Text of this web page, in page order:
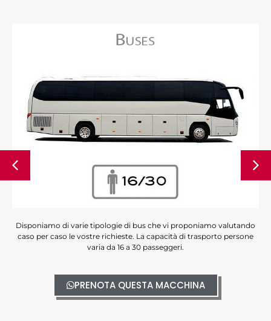
Disponiamo di varie tipologie di bus che vi proponiamo valutando
caso per caso le vostre richieste. La capacità di trasporto persone
varia da 16 a 30 passeggeri.
PRENOTA QUESTA MACCHINA